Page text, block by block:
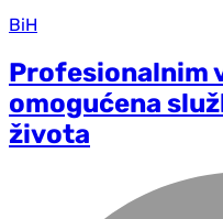
BiH
Profesionalnim
omogućena
života